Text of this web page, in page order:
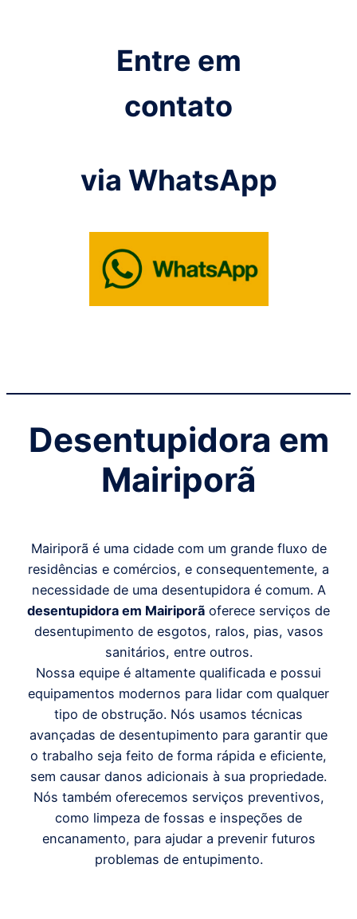
Entre em
contato
via WhatsApp
Desentupidora em
Mairiporã
Mairiporã é uma cidade com um grande fluxo de
residências e comércios, e consequentemente, a
necessidade de uma desentupidora é comum. A
desentupidora em Mairiporã oferece serviços de
desentupimento de esgotos, ralos, pias, vasos
sanitários, entre outros.
Nossa equipe é altamente qualificada e possui
equipamentos modernos para lidar com qualquer
tipo de obstrução. Nós usamos técnicas
avançadas de desentupimento para garantir que
o trabalho seja feito de forma rápida e eficiente,
sem causar danos adicionais à sua propriedade.
Nós também oferecemos serviços preventivos,
como limpeza de fossas e inspeções de
encanamento, para ajudar a prevenir futuros
problemas de entupimento.